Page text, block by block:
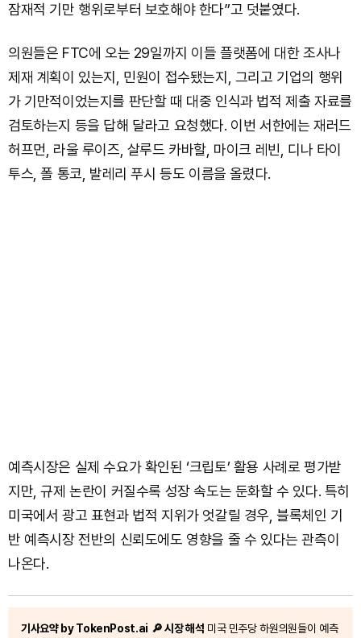
잠재적 기만 행위로부터 보호해야 한다”고 덧붙였다.
의원들은 FTC에 오는 29일까지 이들 플랫폼에 대한 조사나
제재 계획이 있는지, 민원이 접수됐는지, 그리고 기업의 행위
가 기만적이었는지를 판단할 때 대중 인식과 법적 제출 자료를
검토하는지 등을 답해 달라고 요청했다. 이번 서한에는 재러드
허프먼, 라울 루이즈, 살루드 카바할, 마이크 레빈, 디나 타이
투스, 폴 통코, 발레리 푸시 등도 이름을 올렸다.
예측시장은 실제 수요가 확인된 ‘크립토’ 활용 사례로 평가받
지만, 규제 논란이 커질수록 성장 속도는 둔화할 수 있다. 특히
미국에서 광고 표현과 법적 지위가 엇갈릴 경우, 블록체인 기
반 예측시장 전반의 신뢰도에도 영향을 줄 수 있다는 관측이
나온다.
기사요약 by TokenPost.ai 🔎 시장 해석 미국 민주당 하원의원들이 예측